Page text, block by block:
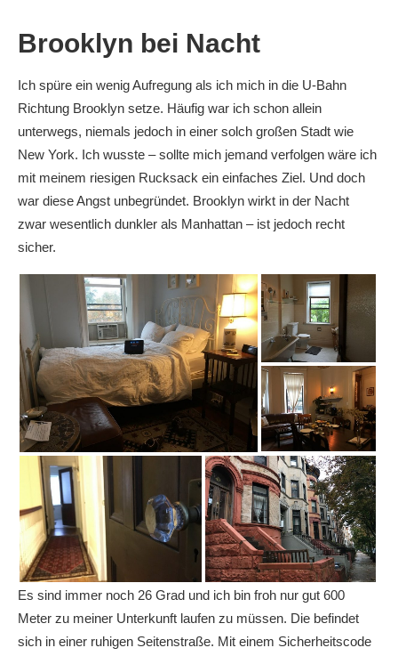
Brooklyn bei Nacht
Ich spüre ein wenig Aufregung als ich mich in die U-Bahn
Richtung Brooklyn setze. Häufig war ich schon allein
unterwegs, niemals jedoch in einer solch großen Stadt wie
New York. Ich wusste – sollte mich jemand verfolgen wäre ich
mit meinem riesigen Rucksack ein einfaches Ziel. Und doch
war diese Angst unbegründet. Brooklyn wirkt in der Nacht
zwar wesentlich dunkler als Manhattan – ist jedoch recht
sicher.
Es sind immer noch 26 Grad und ich bin froh nur gut 600
Meter zu meiner Unterkunft laufen zu müssen. Die befindet
sich in einer ruhigen Seitenstraße. Mit einem Sicherheitscode